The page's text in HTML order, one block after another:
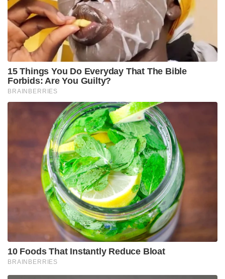
15 Things You Do Everyday That The Bible
Forbids: Are You Guilty?
BRAINBERRIES
10 Foods That Instantly Reduce Bloat
BRAINBERRIES